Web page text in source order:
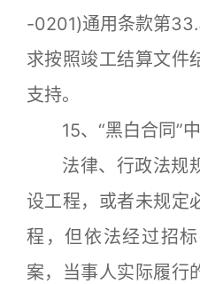
-0201)通用条款第
求按照竣工结算文件
支持。
15、“黑白合同”中
法律、行政法规
设工程，或者未规定
程，但依法经过招
案，当事人实际履行